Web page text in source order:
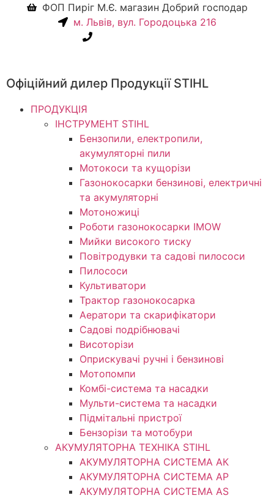
ФОП Пиріг М.Є. магазин Добрий господар
м. Львів, вул. Городоцька 216
Офіційний дилер Продукції STIHL
ПРОДУКЦІЯ
ІНСТРУМЕНТ STIHL
Бензопили, електропили,
акумуляторні пили
Мотокоси та кущорізи
Газонокосарки бензинові, електричні
та акумуляторні
Мотоножиці
Роботи газонокосарки IMOW
Мийки високого тиску
Повітродувки та садові пилососи
Пилососи
Культиватори
Трактор газонокосарка
Аератори та скарифікатори
Садові подрібнювачі
Висоторізи
Оприскувачі ручні і бензинові
Мотопомпи
Комбі-система та насадки
Мульти-система та насадки
Підмітальні пристрої
Бензорізи та мотобури
АКУМУЛЯТОРНА ТЕХНІКА STIHL
АКУМУЛЯТОРНА СИСТЕМА АК
АКУМУЛЯТОРНА СИСТЕМА АР
АКУМУЛЯТОРНА СИСТЕМА AS